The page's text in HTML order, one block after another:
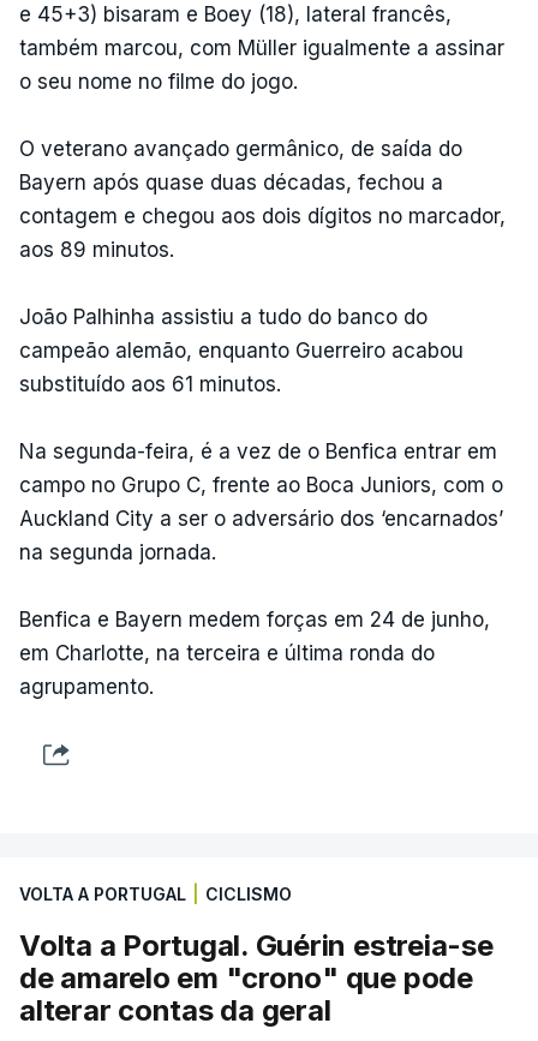
e 45+3) bisaram e Boey (18), lateral francês,
também marcou, com Müller igualmente a assinar
o seu nome no filme do jogo.
O veterano avançado germânico, de saída do
Bayern após quase duas décadas, fechou a
contagem e chegou aos dois dígitos no marcador,
aos 89 minutos.
João Palhinha assistiu a tudo do banco do
campeão alemão, enquanto Guerreiro acabou
substituído aos 61 minutos.
Na segunda-feira, é a vez de o Benfica entrar em
campo no Grupo C, frente ao Boca Juniors, com o
Auckland City a ser o adversário dos ‘encarnados’
na segunda jornada.
Benfica e Bayern medem forças em 24 de junho,
em Charlotte, na terceira e última ronda do
agrupamento.
VOLTA A PORTUGAL CICLISMO
Volta a Portugal. Guérin estreia-se
de amarelo em "crono" que pode
alterar contas da geral